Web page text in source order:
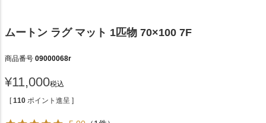
ムートン ラグ マット 1匹物 70×100 7F
商品番号 09000068r
¥11,000税込
[ 110 ポイント進呈 ]